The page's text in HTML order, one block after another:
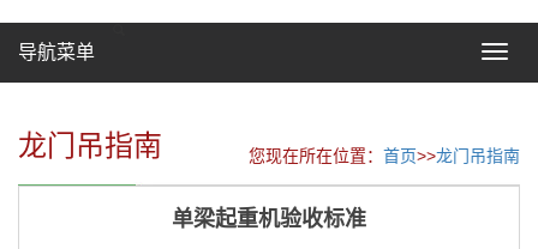
Toggle
导航菜单
龙门吊指南 您现在所在位置： 首页>>龙门吊指南
单梁起重机验收标准